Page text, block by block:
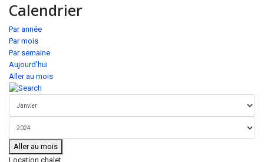
Calendrier
Par année
Par mois
Par semaine
Aujourd'hui
Aller au mois
Aller au mois
Location chalet